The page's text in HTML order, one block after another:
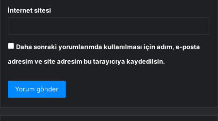
İnternet sitesi
Daha sonraki yorumlarımda kullanılması için adım, e-posta
adresim ve site adresim bu tarayıcıya kaydedilsin.